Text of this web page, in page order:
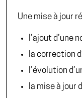
Une mise à jour
l’ajout d’une
la correction
l’évolution
la mise à jour